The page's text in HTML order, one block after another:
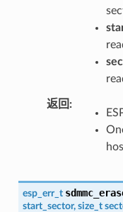
返回
esp_err_t
start_sector, size_t